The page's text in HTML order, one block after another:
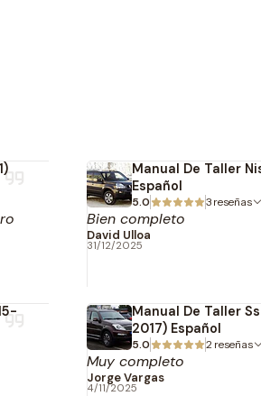
Manual De Taller
Español
5.0 3 reseñas
Bien completo
David Ulloa
31/12/2025
Manual De Taller
2017) Español
5.0 2 reseñas
Muy completo
Jorge Vargas
4/11/2025